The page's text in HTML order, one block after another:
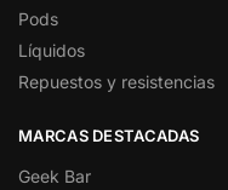
Pods
Líquidos
Repuestos y resistencias
MARCAS DESTACADAS
Geek Bar